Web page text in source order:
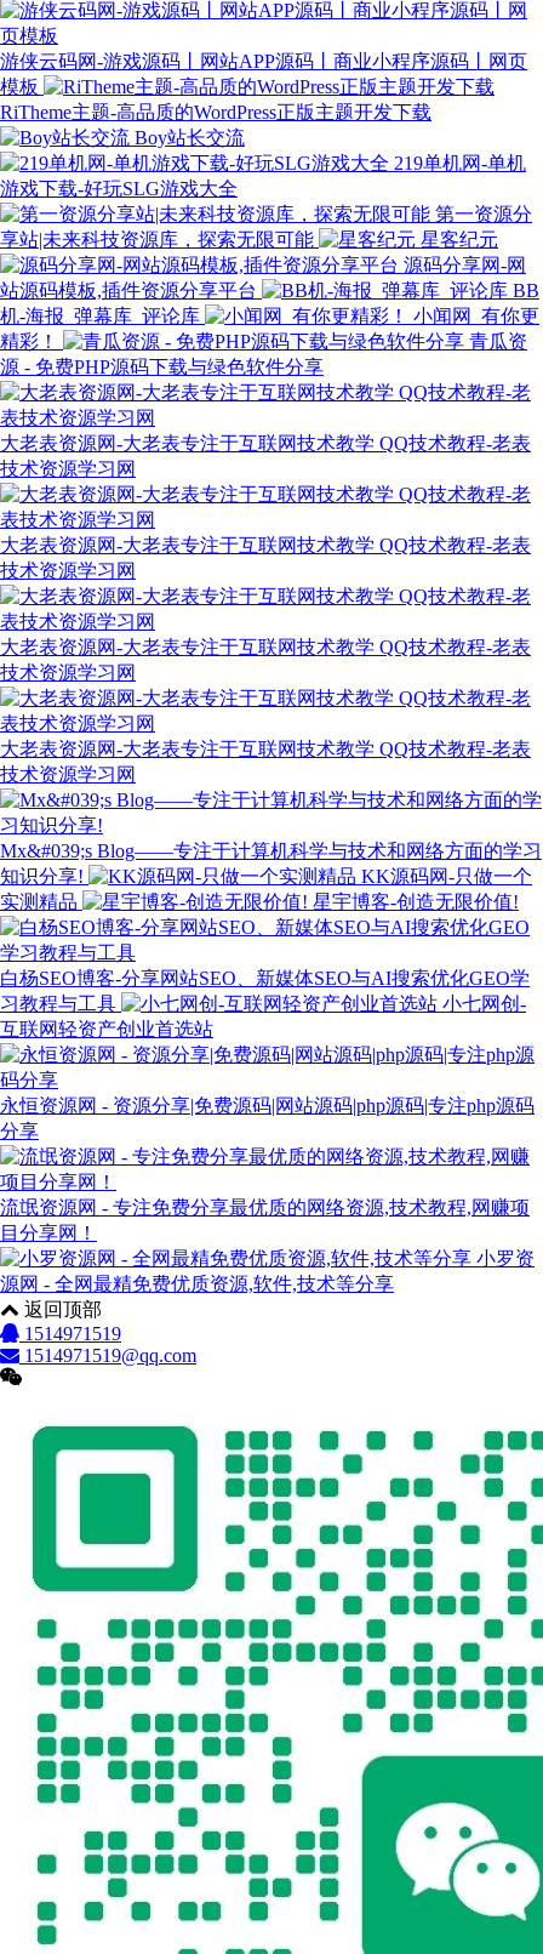
游侠云码网-游戏源码丨网站APP源码丨商业小程序源码丨网页
模板
RiTheme主题-高品质的WordPress正版主题开发下载
Boy站长交流
219单机网-单机
游戏下载-好玩SLG游戏大全
第一资源分
享站|未来科技资源库，探索无限可能
星客纪元
源码分享网-网
站源码模板,插件资源分享平台
BB
机-海报_弹幕库_评论库
小闻网_有你更
精彩！
青瓜资
源 - 免费PHP源码下载与绿色软件分享
大老表资源网-大老表专注于互联网技术教学 QQ技术教程-老表
技术资源学习网
大老表资源网-大老表专注于互联网技术教学 QQ技术教程-老表
技术资源学习网
大老表资源网-大老表专注于互联网技术教学 QQ技术教程-老表
技术资源学习网
大老表资源网-大老表专注于互联网技术教学 QQ技术教程-老表
技术资源学习网
Mx&#039;s Blog——专注于计算机科学与技术和网络方面的学习
知识分享!
KK源码网-只做一个
实测精品
星宇博客-创造无限价值!
白杨SEO博客-分享网站SEO、新媒体SEO与AI搜索优化GEO学
习教程与工具
小七网创-
互联网轻资产创业首选站
永恒资源网 - 资源分享|免费源码|网站源码|php源码|专注php源码
分享
流氓资源网 - 专注免费分享最优质的网络资源,技术教程,网赚项
目分享网！
小罗资
源网 - 全网最精免费优质资源,软件,技术等分享
返回顶部
1514971519
1514971519@qq.com